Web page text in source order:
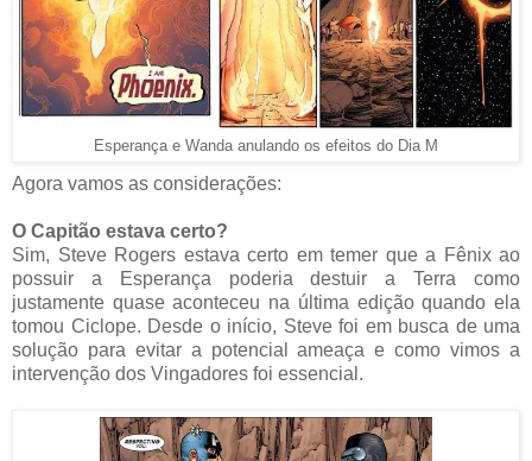
Esperança e Wanda anulando os efeitos do Dia M
Agora vamos as considerações:
O Capitão estava certo?
Sim, Steve Rogers estava certo em temer que a Fênix ao
possuir a Esperança poderia destuir a Terra como
justamente quase aconteceu na última edição quando ela
tomou Ciclope. Desde o início, Steve foi em busca de uma
solução para evitar a potencial ameaça e como vimos a
intervenção dos Vingadores foi essencial.